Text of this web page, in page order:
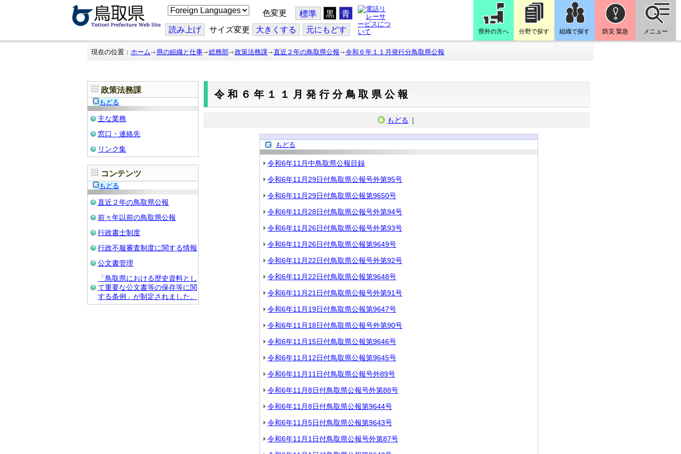
こ
の
ジ
を
翻
色変更 標準 黒 青
読み上げ サイズ変更 大きくする 元にもどす 県外の方へ 分野で探す 組織で探す 防災 緊急 メニュー
現在の位置： ホーム 県の組織と仕事 総務部 政策法務課 直近２年の鳥取県公報 令和６年１１月発行分鳥取県公報
政策法務課
もどる
主な業務
窓口・連絡先
リンク集
コンテンツ
もどる
直近２年の鳥取県公報
前々年以前の鳥取県公報
行政書士制度
行政不服審査制度に関する情報
公文書管理
「鳥取県における歴史資料とし
て重要な公文書等の保存等に関
する条例」が制定されました。
令和６年１１月発行分鳥取県公報
もどる ｜
もどる
令和6年11月中鳥取県公報目録
令和6年11月29日付鳥取県公報号外第95号
令和6年11月29日付鳥取県公報第9650号
令和6年11月28日付鳥取県公報号外第94号
令和6年11月26日付鳥取県公報号外第93号
令和6年11月26日付鳥取県公報第9649号
令和6年11月22日付鳥取県公報号外第92号
令和6年11月22日付鳥取県公報第9648号
令和6年11月21日付鳥取県公報号外第91号
令和6年11月19日付鳥取県公報第9647号
令和6年11月18日付鳥取県公報号外第90号
令和6年11月15日付鳥取県公報第9646号
令和6年11月12日付鳥取県公報第9645号
令和6年11月11日付鳥取県公報号外89号
令和6年11月8日付鳥取県公報号外第88号
令和6年11月8日付鳥取県公報第9644号
令和6年11月5日付鳥取県公報第9643号
令和6年11月1日付鳥取県公報号外第87号